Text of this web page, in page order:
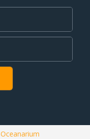
Oceanarium